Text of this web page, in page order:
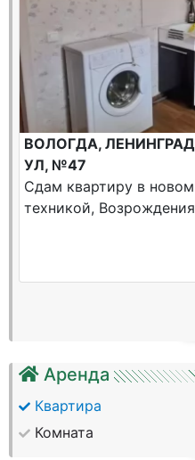
Аренда
Квартира
Комната
ВОЛОГДА,
УЛ, №47
Сдам квартиру в
техникой,